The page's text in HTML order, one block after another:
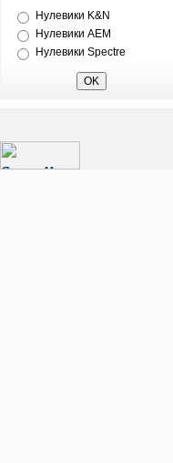
Нулевики K&N
Нулевики AEM
Нулевики Spectre